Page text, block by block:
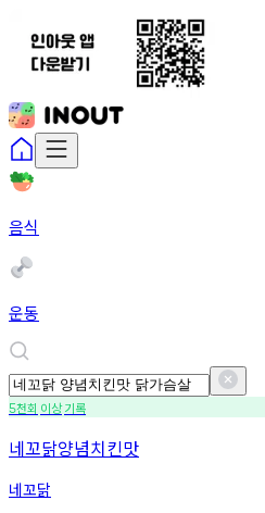
음식
운동
5천회 이상기록
네꼬닭양념치킨맛
네꼬닭